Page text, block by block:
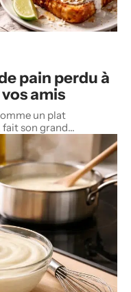
pain perdu à
amis
un plat
son grand…